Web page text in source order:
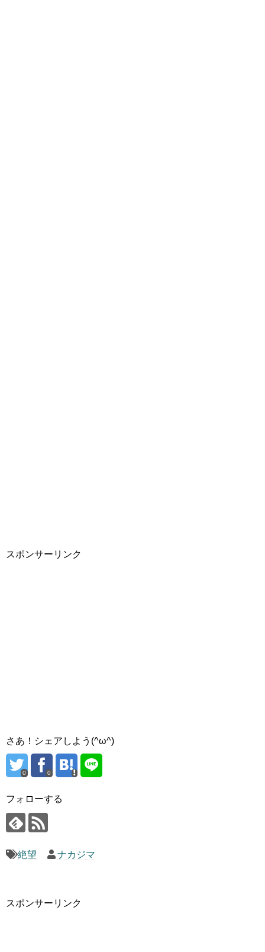
スポンサーリンク
さあ！シェアしよう(^ω^)
0 0
フォローする
絶望 ナカジマ
スポンサーリンク